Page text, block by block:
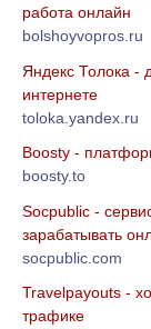
работа онлайн
bolshoyvopros.ru
Яндекс Толока -
интернете
toloka.yandex.ru
Boosty -
boosty.to
Socpublic -
зарабатывать
socpublic.com
Travelpayouts -
трафике